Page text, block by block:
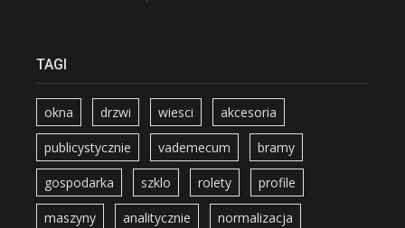
TAGI
okna drzwi wiesci akcesoria
publicystycznie vademecum bramy
gospodarka szklo rolety profile
maszyny analitycznie normalizacja